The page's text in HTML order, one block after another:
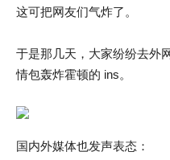
这可把网友们气炸了。
于是那几天，大家纷纷去外
情包轰炸霍顿的 ins。
国内外媒体也发声表态：